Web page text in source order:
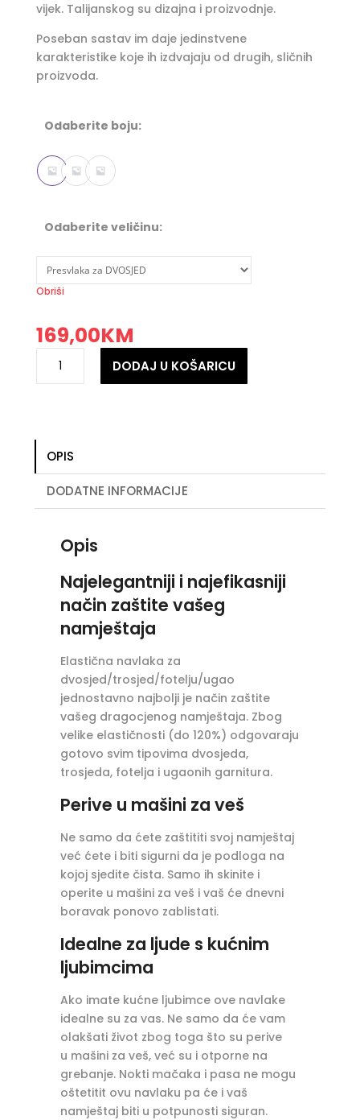
vijek. Talijanskog su dizajna i proizvodnje.
Poseban sastav im daje jedinstvene
karakteristike koje ih izdvajaju od drugih, sličnih
proizvoda.
Odaberite boju:
Odaberite veličinu:
Obriši
169,00KM
namještaj
DODAJ U KOŠARICU
OPIS
DODATNE INFORMACIJE
Opis
Najelegantniji i najefikasniji
način zaštite vašeg
namještaja
Elastična navlaka za
dvosjed/trosjed/fotelju/ugao
jednostavno najbolji je način zaštite
vašeg dragocjenog namještaja. Zbog
velike elastičnosti (do 120%) odgovaraju
gotovo svim tipovima dvosjeda,
trosjeda, fotelja i ugaonih garnitura.
Perive u mašini za veš
Ne samo da ćete zaštititi svoj namještaj
već ćete i biti sigurni da je podloga na
kojoj sjedite čista. Samo ih skinite i
operite u mašini za veš i vaš će dnevni
boravak ponovo zablistati.
Idealne za ljude s kućnim
ljubimcima
Ako imate kućne ljubimce ove navlake
idealne su za vas. Ne samo da će vam
olakšati život zbog toga što su perive
u mašini za veš, već su i otporne na
grebanje. Nokti mačaka i pasa ne mogu
oštetitit ovu navlaku pa će i vaš
namještaj biti u potpunosti siguran.